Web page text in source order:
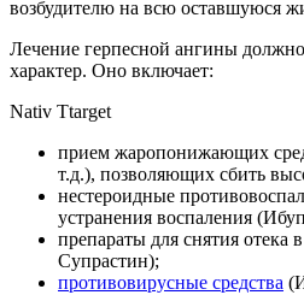
возбудителю на всю оставшуюся
Лечение герпесной ангины
характер. Оно включает:
Nativ Ttarget
прием жаропонижающих
т.д.), позволяющих сбить
нестероидные
устранения воспаления
препараты для снятия отека
Супрастин);
противовирусные средства